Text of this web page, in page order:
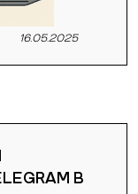
16.05.2025
В